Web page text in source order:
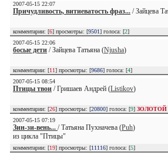
2007-05-15 22:07
Причудливость, витиеватость фраз... / Зайцева
комментарии: [6] просмотры: [9501] голоса: [2]
2007-05-15 22:06
босые дети / Зайцева Татьяна (Njusha)
комментарии: [11] просмотры: [9686] голоса: [4]
2007-05-15 08:54
Птицы твои / Гришаев Андрей (Listikov)
комментарии: [26] просмотры: [20800] голоса: [9]
2007-05-15 07:19
Зин-зи-вень... / Татьяна Пухначева (Puh)
из цикла "Птицы"
комментарии: [19] просмотры: [11116] голоса: [5]